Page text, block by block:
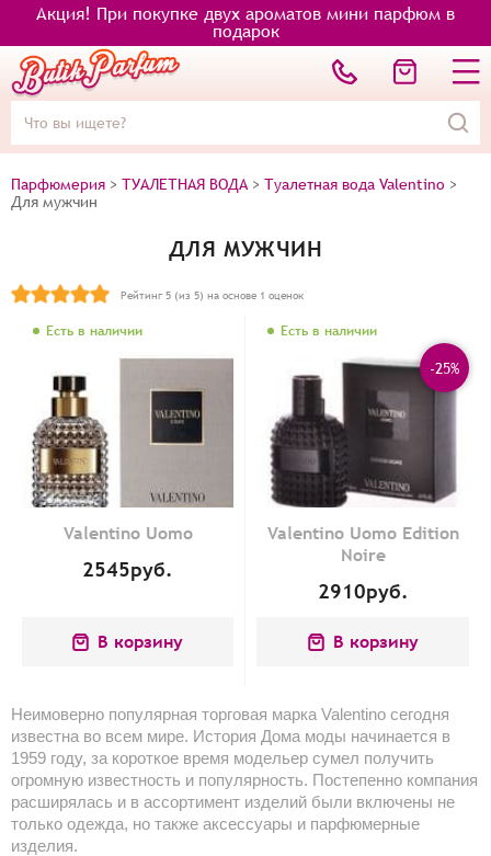
Акция! При покупке двух ароматов мини парфюм в
подарок
Парфюмерия > ТУАЛЕТНАЯ ВОДА > Туалетная вода Valentino >
Для мужчин
ДЛЯ МУЖЧИН
Рейтинг 5 (из 5) на основе 1 оценок
Есть в наличии
Valentino Uomo
2545руб.
В корзину
Есть в наличии
-25%
Valentino Uomo Edition
Noire
2910руб.
В корзину
Неимоверно популярная торговая марка Valentino сегодня
известна во всем мире. История Дома моды начинается в
1959 году, за короткое время модельер сумел получить
огромную известность и популярность. Постепенно компания
расширялась и в ассортимент изделий были включены не
только одежда, но также аксессуары и парфюмерные
изделия.